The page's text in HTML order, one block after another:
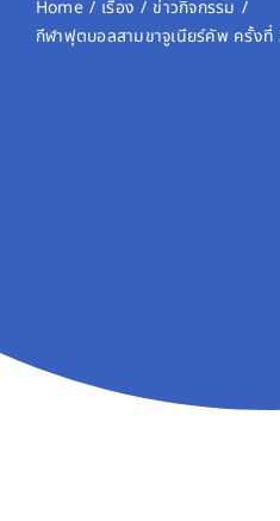
ความยั่งยืน
Home เรื่อง
ข่าวกิจกรรม
กีฬาฟุตบอลสามขาจูเนียร์คัพ ครั้งที่